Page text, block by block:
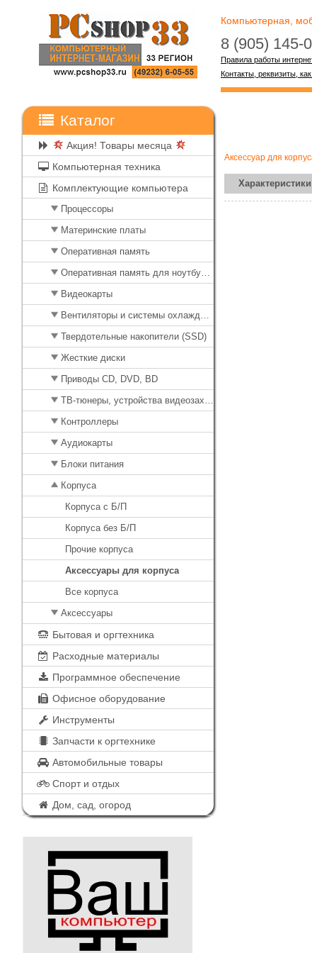
Компьютерная,
8 (905) 145-
Правила работы
Контакты, реквизиты,
Каталог
Акция! Товары месяца
Компьютерная техника
Комплектующие компьютера
Процессоры
Материнские платы
Оперативная память
Оперативная память для ноутбуков
Видеокарты
Вентиляторы и системы охлаждения
Твердотельные накопители (SSD)
Жесткие диски
Приводы CD, DVD, BD
ТВ-тюнеры, устройства видеозахвата
Контроллеры
Аудиокарты
Блоки питания
Корпуса
Корпуса с Б/П
Корпуса без Б/П
Прочие корпуса
Аксессуары для корпуса
Все корпуса
Аксессуары
Бытовая и оргтехника
Расходные материалы
Программное обеспечение
Офисное оборудование
Инструменты
Запчасти к оргтехнике
Автомобильные товары
Спорт и отдых
Дом, сад, огород
Аксессуар для
Характеристики